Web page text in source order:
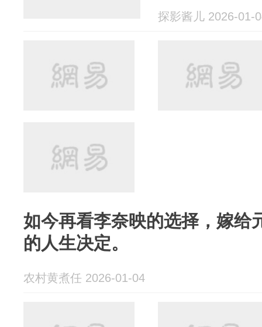
探影酱儿 2026-01-
如今再看李奈映的选择，嫁给
的人生决定。
农村黄煮任 2026-01-04